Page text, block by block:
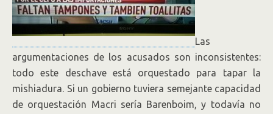
Las
argumentaciones de los acusados son inconsistentes:
todo este deschave está orquestado para tapar la
mishiadura. Si un gobierno tuviera semejante capacidad
de orquestación Macri sería Barenboim, y todavía no